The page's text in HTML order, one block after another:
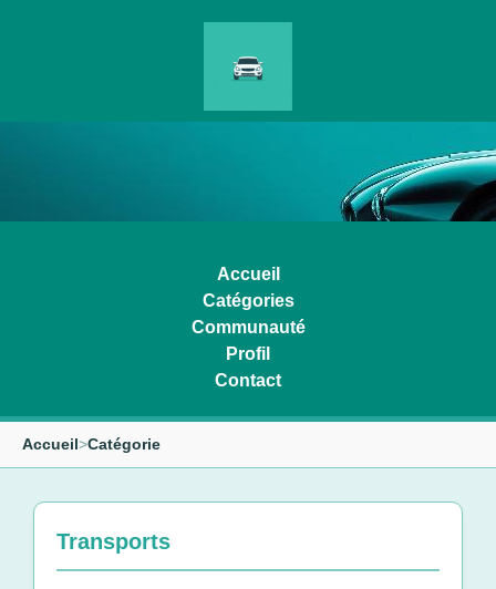
Accueil
Catégories
Communauté
Profil
Contact
Accueil>Catégorie
Transports